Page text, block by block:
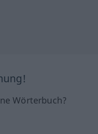
Wörterbuch?